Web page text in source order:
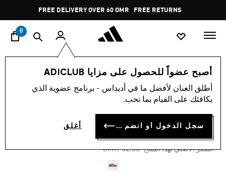
Pause
promotion
rotation
FREE DELIVERY OVER 60 OMR FREE RETURNS
0
أصبح عضواً للحصول على مزايا ADICLUB
أطلق العنان لأفضل ما في أديداس - برنامج عضوية الذي
يكافئك على القيام بما تحب.
سجل الدخول أو انضم الآن أغلق
اسلوب حياة العلامات التجارية أوريجينالز أحذية
-30%
حذاء SAMBA OG
OMR 36.72
:السعر الأصلي لهذا المنتج Price reduced from
OMR 52.50
to